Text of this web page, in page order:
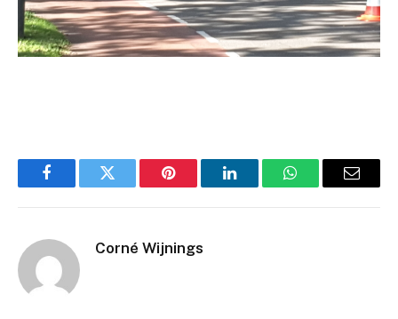
FacebookTwitter Pinterest LinkedInWhatsAppEmail
Corné Wijnings